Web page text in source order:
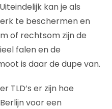
kan je als
te beschermen en
of rechtsom zijn de
falen en de
is daar de dupe van.
TLD’s er zijn hoe
voor een